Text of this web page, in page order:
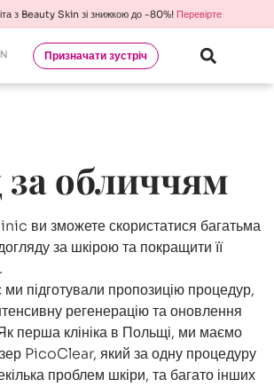
з Beauty Skin зі знижкою до -80%! Перевірте
Призначати зустріч
за обличчям
ви зможете скористатися багатьма
за шкірою та покращити її
підготували пропозицію процедур,
регенерацію та оновлення
Як перша клініка в Польщі, ми маємо
PicoClear, який за одну процедуру
проблем шкіри, та багато інших